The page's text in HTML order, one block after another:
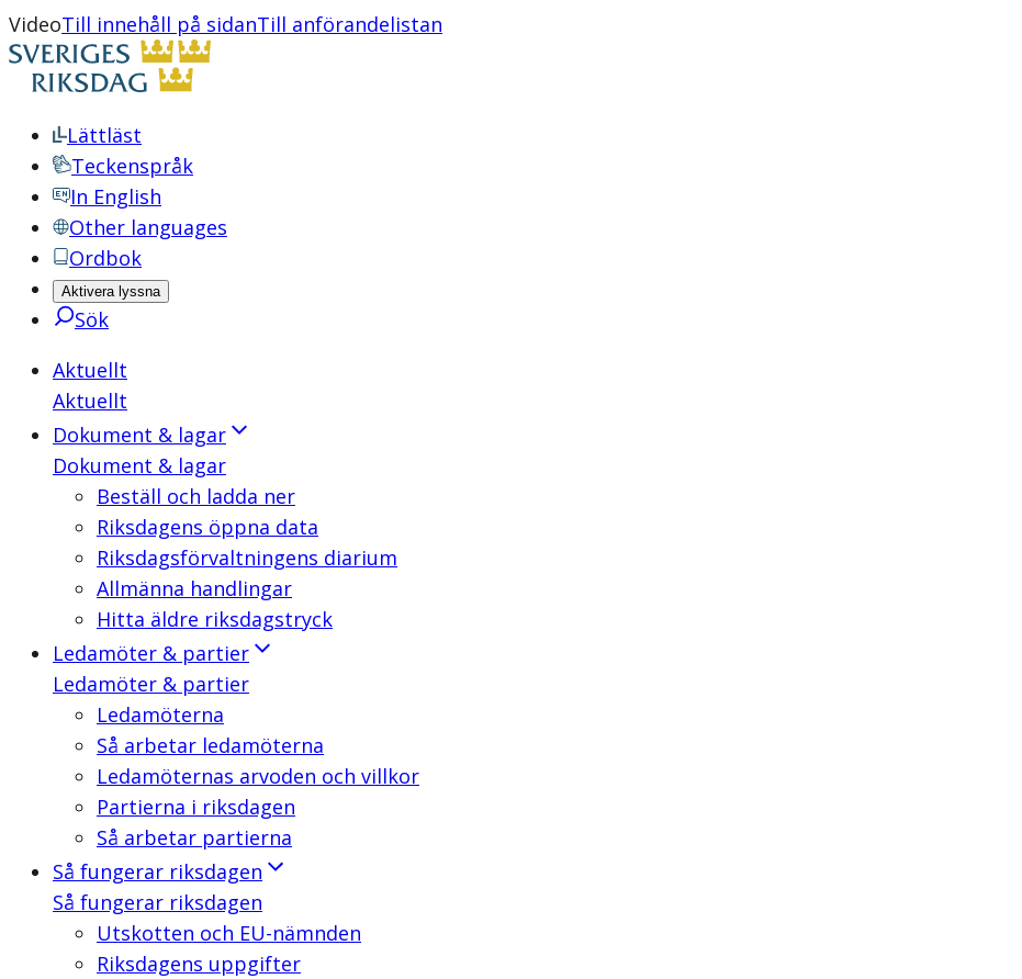
VideoTill innehåll på sidanTill anförandelistan
Lättläst
Teckenspråk
In English
Other languages
Ordbok
Aktivera lyssna
Sök
Aktuellt
Aktuellt
Dokument & lagar
Dokument & lagar
Beställ och ladda ner
Riksdagens öppna data
Riksdagsförvaltningens diarium
Allmänna handlingar
Hitta äldre riksdagstryck
Ledamöter & partier
Ledamöter & partier
Ledamöterna
Så arbetar ledamöterna
Ledamöternas arvoden och villkor
Partierna i riksdagen
Så arbetar partierna
Så fungerar riksdagen
Så fungerar riksdagen
Utskotten och EU-nämnden
Riksdagens uppgifter